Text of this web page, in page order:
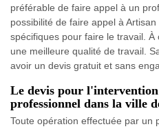
préférable de faire appel à un
possibilité de faire appel à
spécifiques pour faire le travail.
une meilleure qualité de travail.
avoir un devis gratuit et sans
Le devis pour
professionnel dans la ville
Toute opération effectuée par un